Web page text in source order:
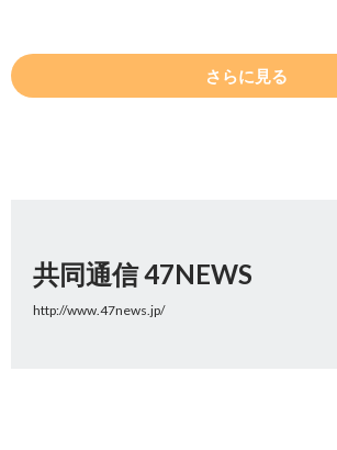
さらに見る
共同通信 47NEWS
http://www.47news.jp/